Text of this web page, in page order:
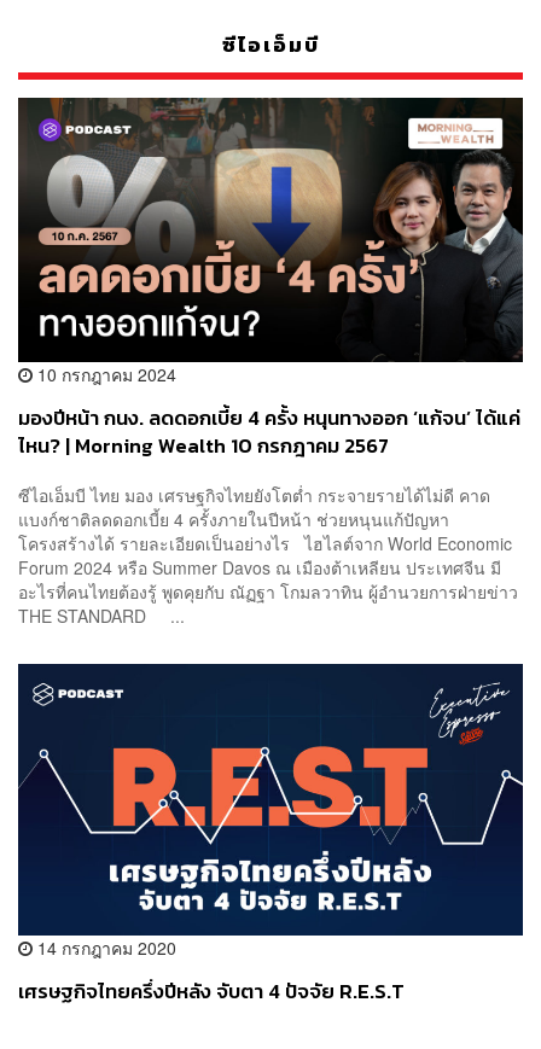
ซีไอเอ็มบี
10 กรกฎาคม 2024
มองปีหน้า กนง. ลดดอกเบี้ย 4 ครั้ง หนุนทางออก ‘แก้จน’ ได้แค่
ไหน? | Morning Wealth 10 กรกฎาคม 2567
ซีไอเอ็มบี ไทย มอง เศรษฐกิจไทยยังโตต่ำ กระจายรายได้ไม่ดี คาด
แบงก์ชาติลดดอกเบี้ย 4 ครั้งภายในปีหน้า ช่วยหนุนแก้ปัญหา
โครงสร้างได้ รายละเอียดเป็นอย่างไร ไฮไลต์จาก World Economic
Forum 2024 หรือ Summer Davos ณ เมืองต้าเหลียน ประเทศจีน มี
อะไรที่คนไทยต้องรู้ พูดคุยกับ ณัฏฐา โกมลวาทิน ผู้อำนวยการฝ่ายข่าว
THE STANDARD ...
14 กรกฎาคม 2020
เศรษฐกิจไทยครึ่งปีหลัง จับตา 4 ปัจจัย R.E.S.T